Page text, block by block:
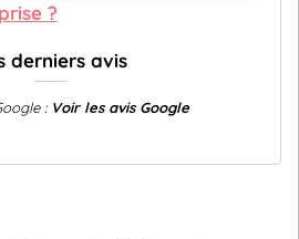
?
derniers avis
: Voir les avis Google